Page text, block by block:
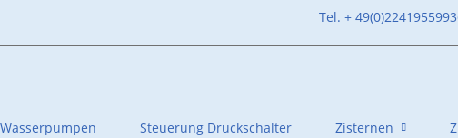
Tel. +
Wasserpumpen Steuerung Druckschalter Zisternen